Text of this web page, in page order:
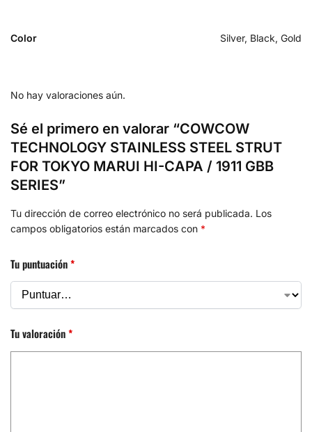
Color Silver, Black, Gold
No hay valoraciones aún.
Sé el primero en valorar “COWCOW
TECHNOLOGY STAINLESS STEEL STRUT
FOR TOKYO MARUI HI-CAPA / 1911 GBB
SERIES”
Tu dirección de correo electrónico no será publicada. Los
campos obligatorios están marcados con *
Tu puntuación*
Tu valoración*